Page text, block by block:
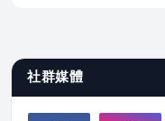
社群媒體